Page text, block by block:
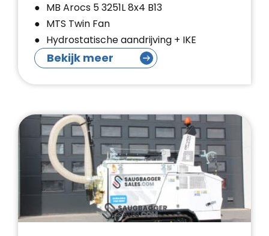
MB Arocs 5 3251L 8x4 B13
MTS Twin Fan
Hydrostatische aandrijving + IKE
Bekijk meer